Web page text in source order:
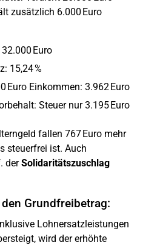
zusätzlich 6.000 Euro
Euro
15,24 %
Euro Einkommen: 3.962 Euro
Steuer nur 3.195 Euro
fallen 767 Euro mehr
steuerfrei ist. Auch
derSolidaritätszuschlag
Grundfreibetrag:
Lohnersatzleistungen
wird der erhöhte